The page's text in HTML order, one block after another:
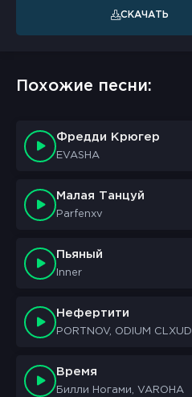
СКАЧАТЬ
Похожие песни:
Фредди Крюгер
EVASHA
Малая Танцуй
Parfenxv
Пьяный
Inner
Нефертити
PORTNOV, ODIUM CLXUD
Время
Билли Ногами, VAROHA